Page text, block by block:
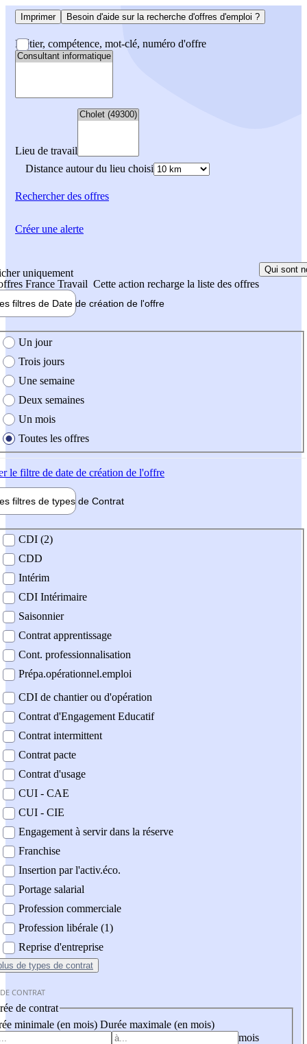
Imprimer Besoin d'aide sur la recherche d'offres d'emploi ?
Métier, compétence, mot-clé, numéro d'offre
Lieu de travail
Distance autour du lieu choisi
Rechercherdes offres
uniquement
France Travail Cette action recharge la liste des offres
Qui sont
filtres de Date de création de l'offre
création de l'offre
Un jour
Trois jours
Une semaine
Deux semaines
Un mois
Toutes les offres
le filtre de date de création de l'offre
filtres de types de Contrat
contrat
CDI (2)
CDD
Intérim
CDI Intérimaire
Saisonnier
Contrat apprentissage
Cont. professionnalisation
Prépa.opérationnel.emploi
CDI de chantier ou d'opération
Contrat d'Engagement Educatif
Contrat intermittent
Contrat pacte
Contrat d'usage
CUI - CAE
CUI - CIE
Engagement à servir dans la réserve
Franchise
Insertion par l'activ.éco.
Portage salarial
Profession commerciale
Profession libérale (1)
Reprise d'entreprise
de types de contrat
CONTRAT
de contrat
minimale (en mois) Durée maximale (en mois)
mois
Créer une alerte